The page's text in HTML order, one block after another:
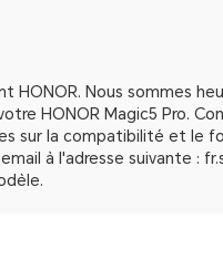
HONOR. Nous sommes
HONOR Magic5 Pro.
sur la compatibilité et le
à l'adresse suivante :